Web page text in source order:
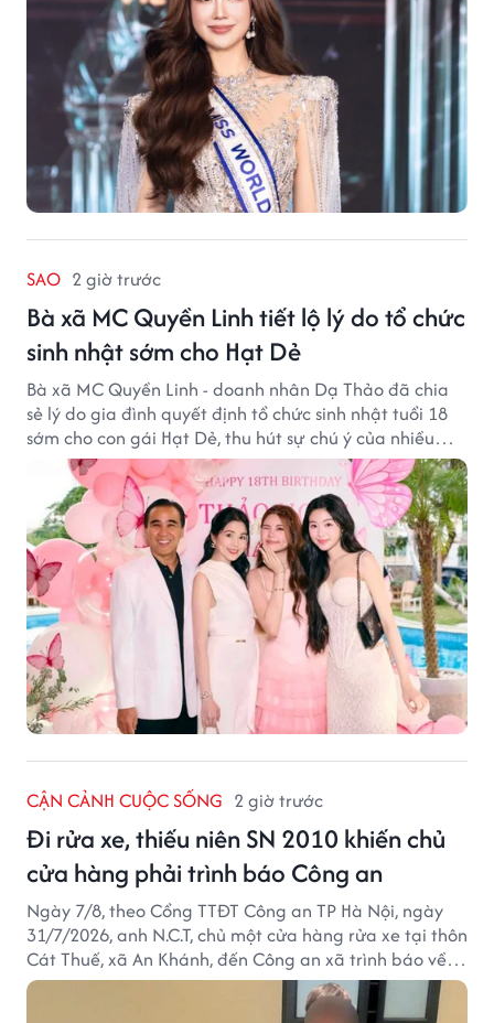
SAO 2 giờ trước
Bà xã MC Quyền Linh tiết lộ lý do tổ chức
sinh nhật sớm cho Hạt Dẻ
Bà xã MC Quyền Linh - doanh nhân Dạ Thảo đã chia
sẻ lý do gia đình quyết định tổ chức sinh nhật tuổi 18
sớm cho con gái Hạt Dẻ, thu hút sự chú ý của nhiều
người hâm mộ.
CẬN CẢNH CUỘC SỐNG 2 giờ trước
Đi rửa xe, thiếu niên SN 2010 khiến chủ
cửa hàng phải trình báo Công an
Ngày 7/8, theo Cổng TTĐT Công an TP Hà Nội, ngày
31/7/2026, anh N.C.T, chủ một cửa hàng rửa xe tại thôn
Cát Thuế, xã An Khánh, đến Công an xã trình báo về
việc bị mất trộm chiếc xe máy Honda Wave. Trong cốp
xe còn có nhiều giấy tờ cá nhân và khoảng 1,2 triệu